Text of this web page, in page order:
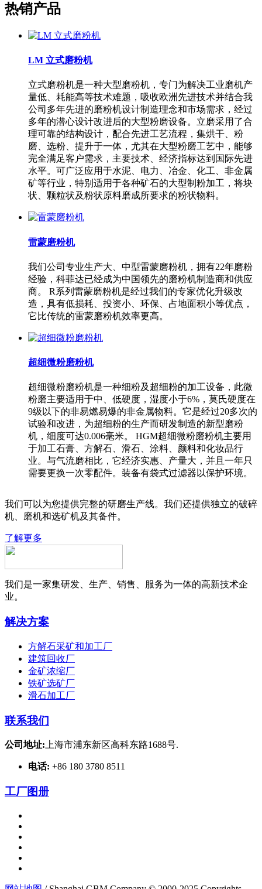
热销产品
LM 立式磨粉机
立式磨粉机是一种大型磨粉机，专门为解决工业磨机产
量低、耗能高等技术难题，吸收欧洲先进技术并结合我
公司多年先进的磨粉机设计制造理念和市场需求，经过
多年的潜心设计改进后的大型粉磨设备。立磨采用了合
理可靠的结构设计，配合先进工艺流程，集烘干、粉
磨、选粉、提升于一体，尤其在大型粉磨工艺中，能够
完全满足客户需求，主要技术、经济指标达到国际先进
水平。可广泛应用于水泥、电力、冶金、化工、非金属
矿等行业，特别适用于各种矿石的大型制粉加工，将块
状、颗粒状及粉状原料磨成所要求的粉状物料。
雷蒙磨粉机
我们公司专业生产大、中型雷蒙磨粉机，拥有22年磨粉
经验，科菲达已经成为中国领先的磨粉机制造商和供应
商。 R系列雷蒙磨粉机是经过我们的专家优化升级改
造，具有低损耗、投资小、环保、占地面积小等优点，
它比传统的雷蒙磨粉机效率更高。
超细微粉磨粉机
超细微粉磨粉机是一种细粉及超细粉的加工设备，此微
粉磨主要适用于中、低硬度，湿度小于6%，莫氏硬度在
9级以下的非易燃易爆的非金属物料。它是经过20多次的
试验和改进，为超细粉的生产而研发制造的新型磨粉
机，细度可达0.006毫米。 HGM超细微粉磨粉机主要用
于加工石膏、方解石、滑石、涂料、颜料和化妆品行
业。与气流磨相比，它经济实惠、产量大，并且一年只
需要更换一次零配件。装备有袋式过滤器以保护环境。
我们可以为您提供完整的研磨生产线。我们还提供独立的破碎
机、磨机和选矿机及其备件。
了解更多
我们是一家集研发、生产、销售、服务为一体的高新技术企
业。
解决方案
方解石采矿和加工厂
建筑回收厂
金矿浓缩厂
铁矿选矿厂
滑石加工厂
联系我们
公司地址: 上海市浦东新区高科东路1688号.
电话: +86 180 3780 8511
工厂图册